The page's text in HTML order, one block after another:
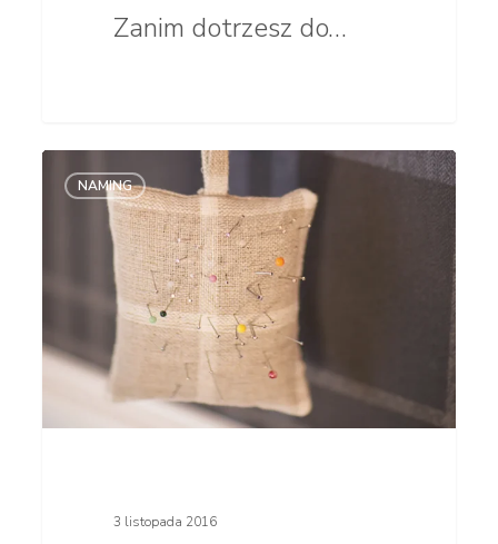
Zanim dotrzesz do…
Nazwa
modowej.
Inspiracje
w cieniu
NAMING
3 listopada 2016